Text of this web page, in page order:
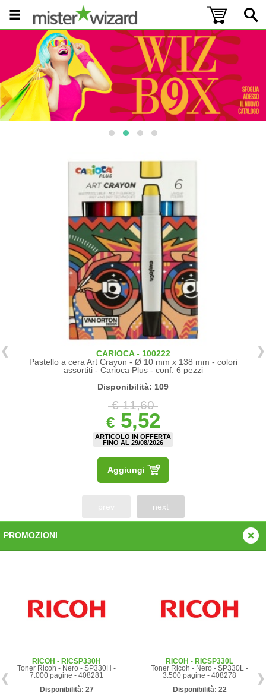
CARIOCA - 100222
Pastello a cera Art Crayon - Ø 10 mm x 138 mm - colori
assortiti - Carioca Plus - conf. 6 pezzi
Disponibilità: 109
€ 11,60
€5,52
ARTICOLO IN OFFERTA
FINO AL 29/08/2026
Aggiungi
next
PROMOZIONI
RICOH - RICSP330H
Toner Ricoh - Nero - SP330H -
7.000 pagine - 408281
Disponibilità: 27
RICOH - RICSP330L
Toner Ricoh - Nero - SP330L -
3.500 pagine - 408278
Disponibilità: 22